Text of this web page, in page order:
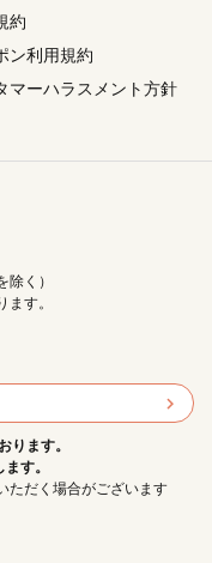
約
ン利用規約
マーハラスメント方針
く）
す。
ります。
す。
ただく場合がございます